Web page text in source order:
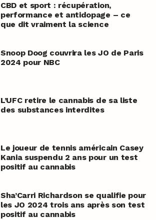
CBD et sport : récupération,
performance et antidopage – ce
que dit vraiment la science
Snoop Doog couvrira les JO de Paris
2024 pour NBC
L’UFC retire le cannabis de sa liste
des substances interdites
Le joueur de tennis américain Casey
Kania suspendu 2 ans pour un test
positif au cannabis
Sha’Carri Richardson se qualifie pour
les JO 2024 trois ans après son test
positif au cannabis